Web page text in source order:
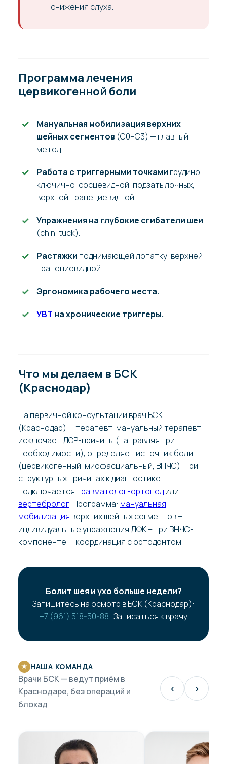
снижения слуха.
Программа лечения
цервикогенной боли
Мануальная мобилизация верхних
шейных сегментов (C0–C3) — главный
метод.
Работа с триггерными точками грудино-
ключично-сосцевидной, подзатылочных,
верхней трапециевидной.
Упражнения на глубокие сгибатели шеи
(chin-tuck).
Растяжки поднимающей лопатку, верхней
трапециевидной.
Эргономика рабочего места.
УВТ на хронические триггеры.
Что мы делаем в БСК
(Краснодар)
На первичной консультации врач БСК
(Краснодар) — терапевт, мануальный терапевт —
исключает ЛОР-причины (направляя при
необходимости), определяет источник боли
(цервикогенный, миофасциальный, ВНЧС). При
структурных причинах к диагностике
подключаетсятравматолог-ортопедили
вертебролог. Программа: мануальная
мобилизация верхних шейных сегментов +
индивидуальные упражнения ЛФК + при ВНЧС-
компоненте — координация с ортодонтом.
Болит шея и ухо больше недели?
Запишитесь на осмотр в БСК (Краснодар):
+7 (961) 518-50-88 · Записаться к врачу
★ НАША КОМАНДА
Врачи БСК — ведут приём в
Краснодаре, без операций и
блокад
‹ ›